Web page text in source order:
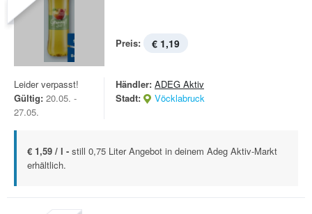
Preis: € 1,19
Leider verpasst!
Gültig: 20.05. -
27.05.
Händler: ADEG Aktiv
Stadt:
Vöcklabruck
€ 1,59 / l - still 0,75 Liter Angebot in deinem Adeg Aktiv-Markt
erhältlich.